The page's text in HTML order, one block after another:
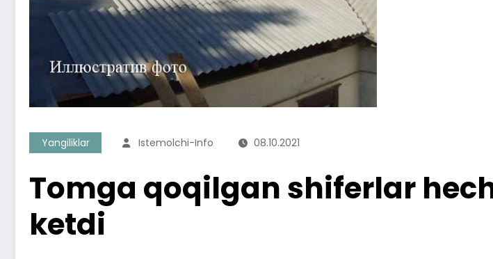
Yangiliklar Istemolchi-Info 08.10.2021
Tomga qoqilgan shiferlar
ketdi